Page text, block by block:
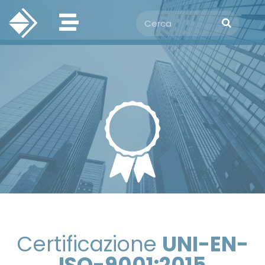
Certificazione UNI-EN-